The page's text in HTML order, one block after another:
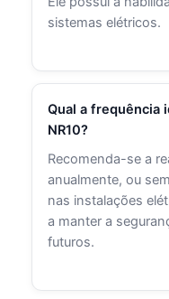
sistemas elétricos.
Qual a frequência
NR10?
Recomenda-se a
anualmente, ou
nas instalações
a manter a
futuros.